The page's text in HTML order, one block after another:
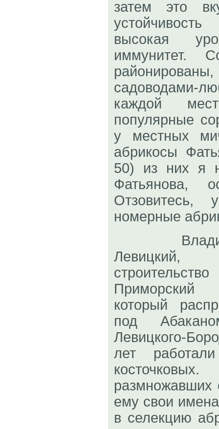
затем это
высокая
иммунитет.
садоводами-
каждой
популярные
у местных
абрикосы
50) из них я
Фатьянова,
Отзовитесь,
номерные
Приморский
который
под
Левицкого-
лет
размножавших
ему свои
в селекцию